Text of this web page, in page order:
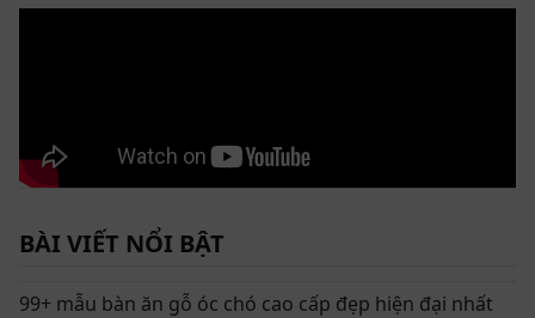
ZG 160 được làm tư gỗ óc chó tự nhiên cao cấp với những đường
BÀI VIẾT NỔI BẬT
99+ mẫu bàn ăn gỗ óc chó cao cấp đẹp hiện đại nhất